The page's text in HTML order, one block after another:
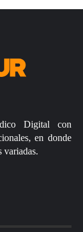
Digital con
en donde
variadas.